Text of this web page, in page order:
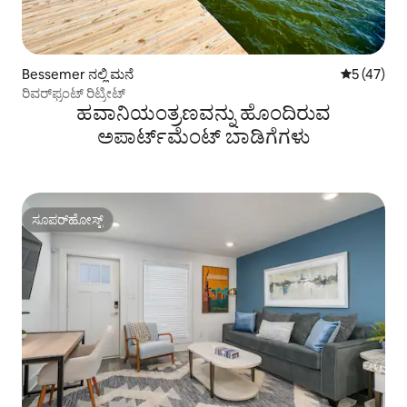
Bessemer ನಲ್ಲಿ ಮನೆ 5 ರಲ್ಲಿ 5
5 (47)
ರಿವರ್‌ಫ್ರಂಟ್ ರಿಟ್ರೀಟ್
ಹವಾನಿಯಂತ್ರಣವನ್ನು ಹೊಂದಿರುವ
ಅಪಾರ್ಟ್‌ಮೆಂಟ್‌ ಬಾಡಿಗೆಗಳು
ಸೂಪರ್‌ಹೋಸ್ಟ್
ಸೂಪರ್‌ಹೋಸ್ಟ್